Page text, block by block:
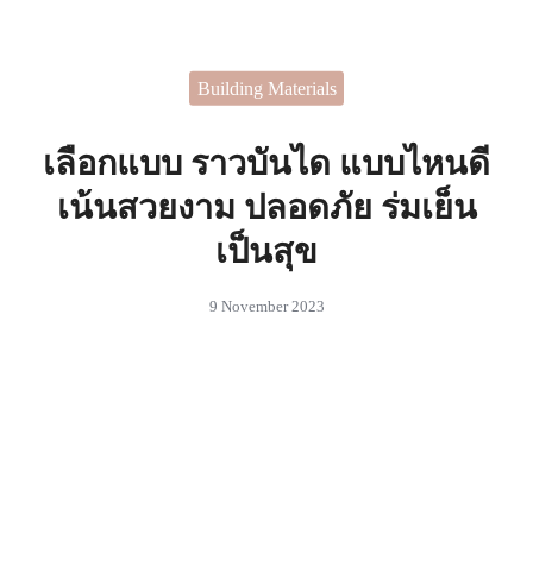
เดียในการตกแต่งบ้านที่
Building Materials
เลือกแบบ ราวบันได แบบไหนดี
เน้นสวยงาม ปลอดภัย ร่มเย็น
เป็นสุข
9 November 2023